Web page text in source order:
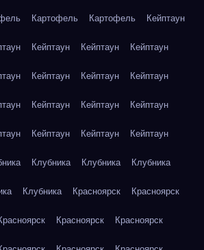
Картофель Картофель Кейптаун
Кейптаун Кейптаун Кейптаун
Кейптаун Кейптаун Кейптаун
Кейптаун Кейптаун Кейптаун
Кейптаун Кейптаун Кейптаун
Клубника Клубника Клубника
Клубника Красноярск Красноярск
Красноярск Красноярск